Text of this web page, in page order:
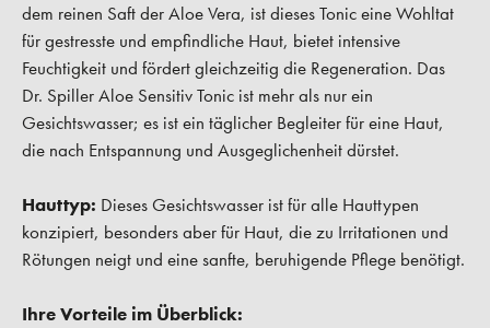
dem reinen Saft der Aloe Vera, ist dieses Tonic eine Wohltat
für gestresste und empfindliche Haut, bietet intensive
Feuchtigkeit und fördert gleichzeitig die Regeneration. Das
Dr. Spiller Aloe Sensitiv Tonic ist mehr als nur ein
Gesichtswasser; es ist ein täglicher Begleiter für eine Haut,
die nach Entspannung und Ausgeglichenheit dürstet.
Hauttyp: Dieses Gesichtswasser ist für alle Hauttypen
konzipiert, besonders aber für Haut, die zu Irritationen und
Rötungen neigt und eine sanfte, beruhigende Pflege benötigt.
Ihre Vorteile im Überblick: